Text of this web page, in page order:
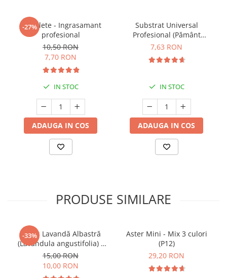
-27%
5 Tablete - Ingrasamant
profesional
10,50 RON
7,70 RON
IN STOC
ADAUGA IN COS
Substrat Universal
Profesional (Pământ
Premium) - 5 L
7,63 RON
IN STOC
ADAUGA IN COS
PRODUSE SIMILARE
-33%
Butaș Lavandă Albastră
(Lavandula angustifolia) -
Înrădăcinat
15,00 RON
10,00 RON
Aster Mini - Mix 3 culori
(P12)
29,20 RON